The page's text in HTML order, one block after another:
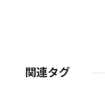
関連タグ